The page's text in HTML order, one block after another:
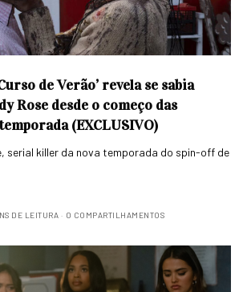
de Verão’ revela se sabia
Rose desde o começo das
(EXCLUSIVO)
serial killer da nova temporada do spin-off de
DE LEITURA 0 COMPARTILHAMENTOS